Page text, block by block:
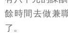
餘時間去做兼
了。